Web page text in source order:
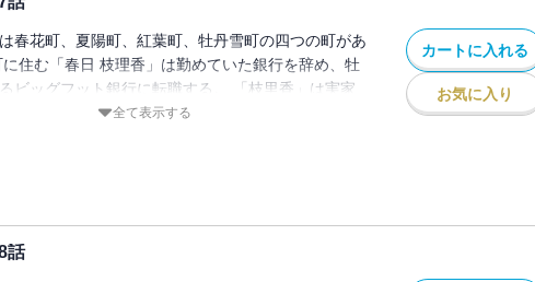
春花町、夏陽町、紅葉町、牡丹雪町の四つの町があ
に住む「春日 枝理香」は勤めていた銀行を辞め、牡
ビッグフット銀行に転職する。 「枝里香」は実家
れないところで新しい生活を始めたが、なぜか毎日靴
全て表示する
カートに入れる
お気に入り
話